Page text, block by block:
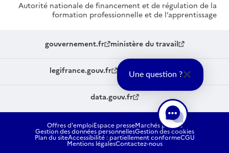
Autorité nationale de financement et de régulation de la
formation professionnelle et de l’apprentissage
gouvernement.fr ministère du travail
legifrance.gouv.fr service-public.fr
data.gouv.fr
Offres d'emploiEspace presseMarchés publics
Gestion des données personnellesGestion des cookies
Plan du siteAccessibilité : partiellement conformeCGU
Mentions légalesContactez-nous
Une question ?